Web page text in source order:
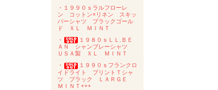
・１９９０ｓラルフローレ
ン コットン×リネン スキッ
パーシャツ ブラックゴール
ド ＸＬ ＭＩＮＴ
・
１９８０ｓＬＬ.ＢＥ
ＡＮ シャンブレーシャツ
ＵＳＡ製 ＸＬ ＭＩＮＴ
・
１９９０ｓフランクロ
イドライト プリントＴシャ
ツ ブラック ＬＡＲＧＥ
ＭＩＮＴ+++